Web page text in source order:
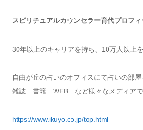
スピリチュアルカウンセラー育代プロフィ
30年以上のキャリアを持ち、10万人以上を
自由が丘の占いのオフィスにて占いの部
雑誌 書籍 WEB など様々なメディアで
https://www.ikuyo.co.jp/top.html